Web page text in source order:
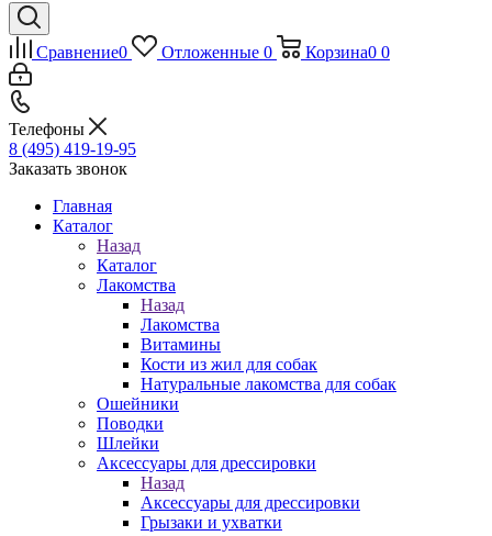
Сравнение0 Отложенные 0 Корзина0 0
Телефоны
8 (495) 419-19-95
Заказать звонок
Главная
Каталог
Назад
Каталог
Лакомства
Назад
Лакомства
Витамины
Кости из жил для собак
Натуральные лакомства для собак
Ошейники
Поводки
Шлейки
Аксессуары для дрессировки
Назад
Аксессуары для дрессировки
Грызаки и ухватки